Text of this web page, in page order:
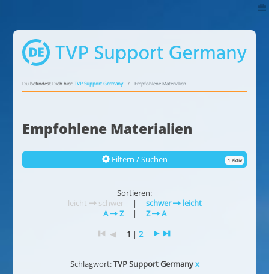
Du befindest Dich hier:TVP Support Germany Empfohlene Materialien
Empfohlene Materialien
Filtern / Suchen 1 aktiv
Sortieren:
leicht
schwer | schwer
leicht
A
Z | Z
A
1 | 2
Schlagwort:TVP Support Germanyx